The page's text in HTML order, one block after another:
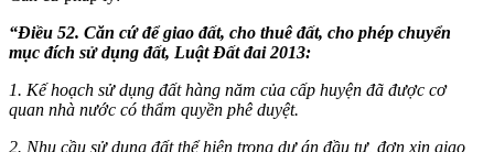
“Điều 52. Căn cứ để giao đất, cho thuê đất, cho phép chuyển
mục đích sử dụng đất, Luật Đất đai 2013:
1. Kế hoạch sử dụng đất hàng năm của cấp huyện đã được cơ
quan nhà nước có thẩm quyền phê duyệt.
2. Nhu cầu sử dụng đất thể hiện trong dự án đầu tư, đơn xin giao